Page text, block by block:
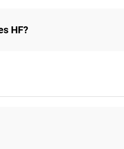
HF?